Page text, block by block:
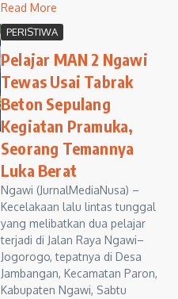
Read More
PERISTIWA
Pelajar MAN 2 Ngawi
Tewas Usai Tabrak
Beton Sepulang
Kegiatan Pramuka,
Seorang Temannya
Luka Berat
Ngawi (JurnalMediaNusa) –
Kecelakaan lalu lintas tunggal
yang melibatkan dua pelajar
terjadi di Jalan Raya Ngawi–
Jogorogo, tepatnya di Desa
Jambangan, Kecamatan Paron,
Kabupaten Ngawi, Sabtu